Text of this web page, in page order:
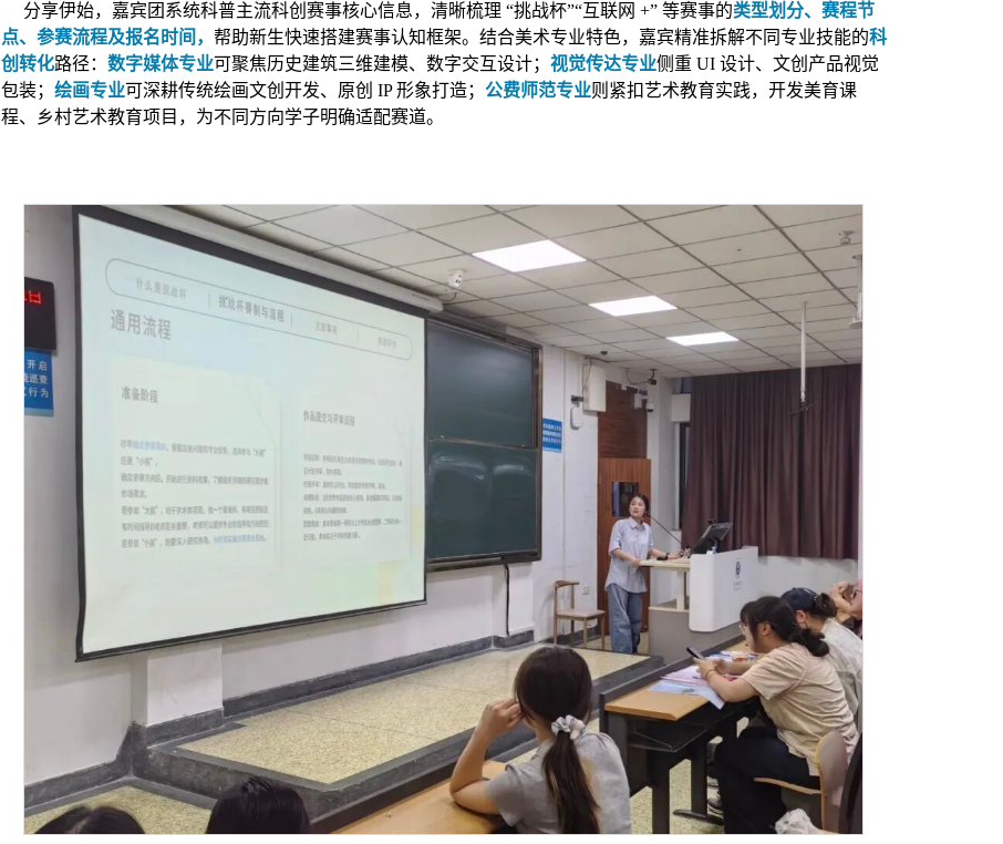
分享伊始，嘉宾团系统科普主流科创赛事核心信息，清晰梳理 “挑战杯”“互联网 +” 等赛事的类型划分、赛程节
点、参赛流程及报名时间， 帮助新生快速搭建赛事认知框架。结合美术专业特色，嘉宾精准拆解不同专业技能的科
创转化路径： 数字媒体专业可聚焦历史建筑三维建模、数字交互设计； 视觉传达专业侧重 UI 设计、文创产品视觉
包装； 绘画专业可深耕传统绘画文创开发、原创 IP 形象打造； 公费师范专业则紧扣艺术教育实践，开发美育课
程、乡村艺术教育项目，为不同方向学子明确适配赛道。